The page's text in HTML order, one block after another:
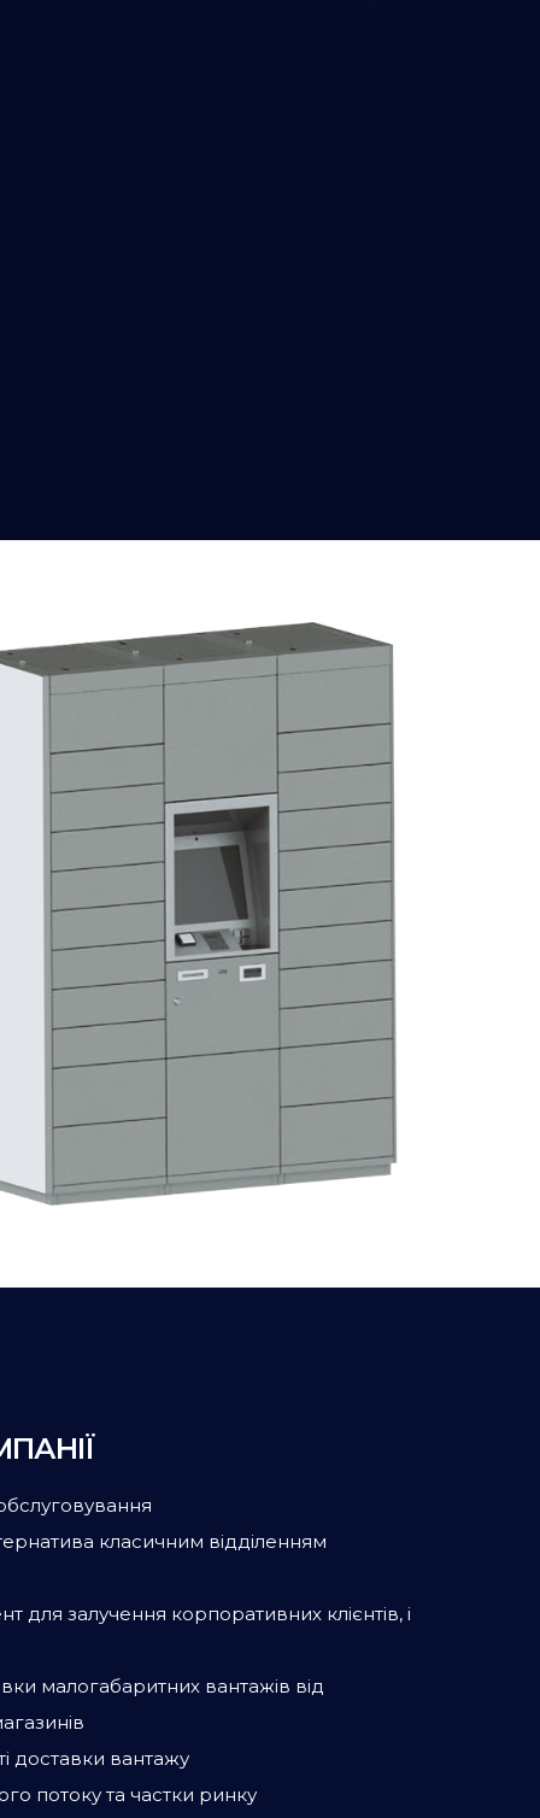
класичним відділенням
для залучення корпоративних клієнтів, і
малогабаритних вантажів від
доставки вантажу
потоку та частки ринку